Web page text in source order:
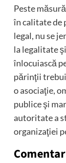
Peste
în calitate de
legal, nu se
la legalitate
înlocuiască
părinţii
o asociaţie,
publice şi
autoritate a
organizaţiei